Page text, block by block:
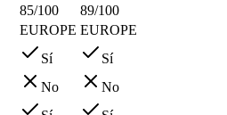
85/100
89/100
EUROPE EUROPE
Sí
Sí
No
No